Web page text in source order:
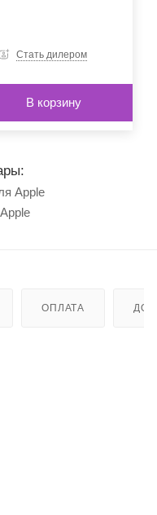
Стать дилером
В корзину
Apple
ОПЛАТА